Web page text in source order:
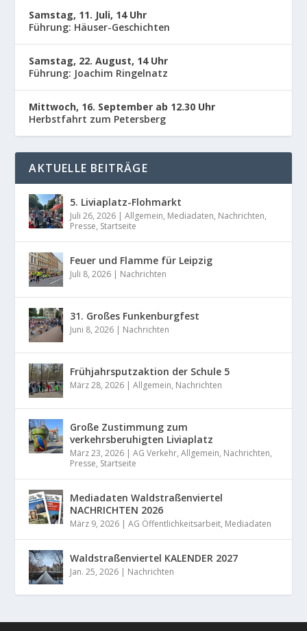
Samstag, 11. Juli, 14 Uhr
Führung: Häuser-Geschichten
Samstag, 22. August, 14 Uhr
Führung: Joachim Ringelnatz
Mittwoch, 16. September ab 12.30 Uhr
Herbstfahrt zum Petersberg
AKTUELLE BEITRÄGE
5. Liviaplatz-Flohmarkt
Juli 26, 2026 |Allgemein, Mediadaten, Nachrichten,
Presse, Startseite
Feuer und Flamme für Leipzig
Juli 8, 2026 | Nachrichten
31. Großes Funkenburgfest
Juni 8, 2026 | Nachrichten
Frühjahrsputzaktion der Schule 5
März 28, 2026 |Allgemein, Nachrichten
Große Zustimmung zum
verkehrsberuhigten Liviaplatz
März 23, 2026 |AG Verkehr,Allgemein, Nachrichten,
Presse, Startseite
Mediadaten Waldstraßenviertel
NACHRICHTEN 2026
März 9, 2026 |AG Öffentlichkeitsarbeit, Mediadaten
Waldstraßenviertel KALENDER 2027
Jan. 25, 2026 | Nachrichten